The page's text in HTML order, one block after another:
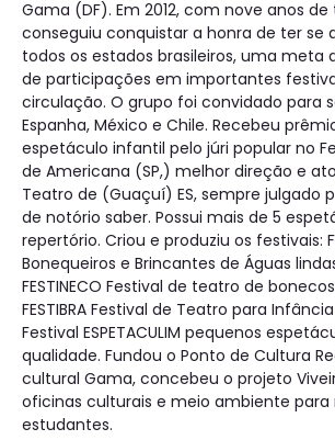
Gama (DF). Em 2012, com nove anos
conseguiu conquistar a honra de ter se
todos os estados brasileiros, uma meta
de participações em importantes
circulação. O grupo foi convidado para
Espanha, México e Chile. Recebeu
espetáculo infantil pelo júri popular no
de Americana (SP,) melhor direção e
Teatro de (Guaçuí) ES, sempre julgado
de notório saber. Possui mais de 5
repertório. Criou e produziu os festivais:
Bonequeiros e Brincantes de Águas
FESTINECO Festival de teatro de
FESTIBRA Festival de Teatro para
Festival ESPETACULIM pequenos
qualidade. Fundou o Ponto de Cultura
cultural Gama, concebeu o projeto
oficinas culturais e meio ambiente para
estudantes.